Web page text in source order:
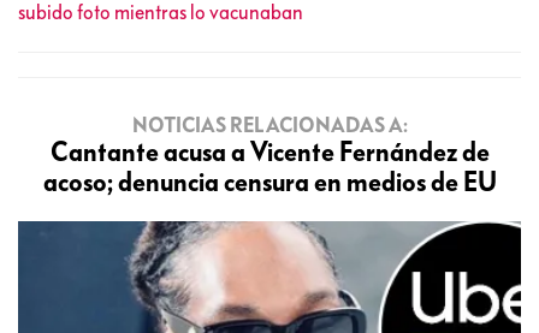
subido foto mientras lo vacunaban
NOTICIAS RELACIONADAS A:
Cantante acusa a Vicente Fernández de
acoso; denuncia censura en medios de EU